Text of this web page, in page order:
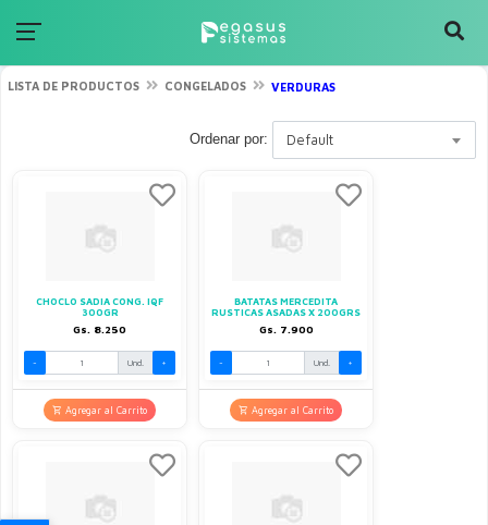
LISTA DE PRODUCTOS CONGELADOS VERDURAS
Ordenar por: Default
CHOCLO SADIA CONG. IQF
300GR
Gs. 8.250
- Und. +
Agregar al Carrito
BATATAS MERCEDITA
RUSTICAS ASADAS X 200GRS
Gs. 7.900
- Und. +
Agregar al Carrito